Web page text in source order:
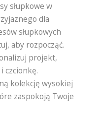
słupkowe w
dla
słupkowych
aby rozpocząć.
projekt,
czcionkę.
kolekcję wysokiej
zaspokoją Twoje